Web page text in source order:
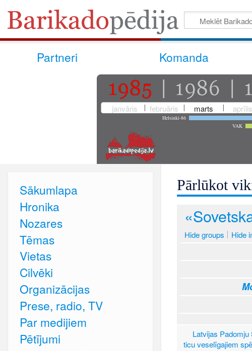
Partneri Komanda
janvāris februāris marts aprīlis
Helsinki-86
VAK
Pārlūkot
Hide groups Hide
Latvijas
ticu veselīgajiem
Sākumlapa
Hronika
Nozares
Tēmas
Vietas
Cilvēki
Organizācijas
Prese, radio, TV
Par medijiem
Pētījumi